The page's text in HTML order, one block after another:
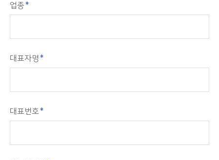
업종
대표자명
대표번호